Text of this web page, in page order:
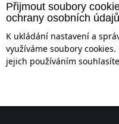
Přijmout soubory
ochrany osobních
K ukládání nastavení a
využíváme soubory
jejich používáním
53 951
soudu v Praze, oddíl C, vložka